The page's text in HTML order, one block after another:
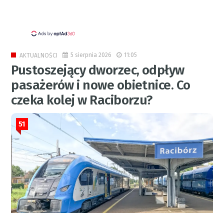
AKTUALNOŚCI 5 sierpnia 2026 11:05
Pustoszejący dworzec, odpływ
pasażerów i nowe obietnice. Co
czeka kolej w Raciborzu?
51